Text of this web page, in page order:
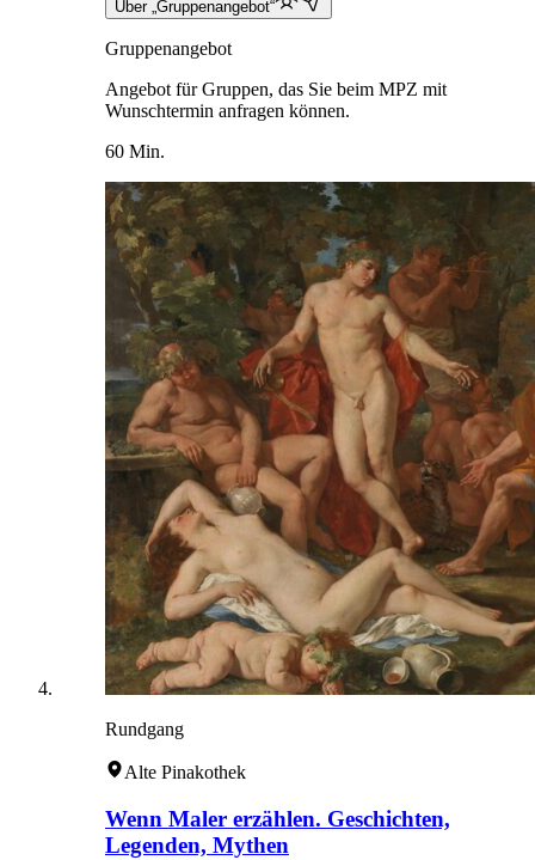
Über „Gruppenangebot“
Gruppenangebot
Angebot für Gruppen, das Sie beim MPZ mit
Wunschtermin anfragen können.
60 Min.
Rundgang
Alte Pinakothek
Wenn Maler erzählen. Geschichten,
Legenden, Mythen